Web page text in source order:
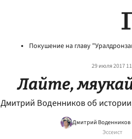
Покушение на главу
29 июля 2017
Лайте,
Дмитрий Воденников об
Дмитрий Воденников
Эссеист